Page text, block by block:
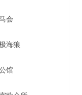
会
海狼
馆